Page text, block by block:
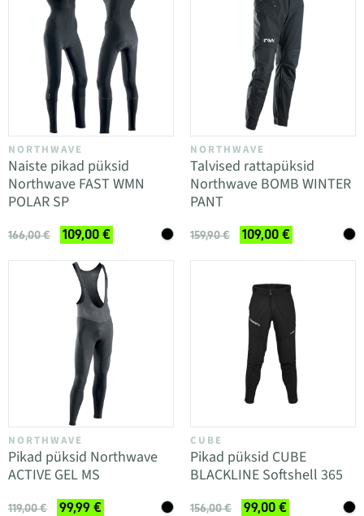
NORTHWAVE
Naiste pikad püksid
Northwave FAST WMN
POLAR SP
166,00 € 109,00 €
NORTHWAVE
Talvised rattapüksid
Northwave BOMB WINTER
PANT
159,90 € 109,00 €
NORTHWAVE
Pikad püksid Northwave
ACTIVE GEL MS
119,00 € 99,99 €
CUBE
Pikad püksid CUBE
BLACKLINE Softshell 365
156,00 € 99,00 €